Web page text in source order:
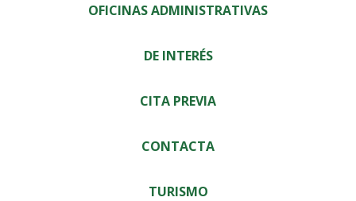
OFICINAS ADMINISTRATIVAS
DE INTERÉS
CITA PREVIA
CONTACTA
TURISMO